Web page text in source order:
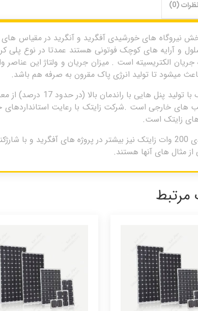
(0)
نیروگاه های خورشیدی آفگرید و آنگرید در
و آرایه های کوچک فوتونی هستند عمدتا در نوع پلی
جریان الکتریسیته است . میزان جریان و ولتاژ این
میشود تا تولید انرژی پاک مقرون به صرفه هم باشد.
شرکت زایتک با
های خارجی است .شرکت زایتک با رعایت استانداردهای
زایتک است.
از مثال های آنها هستند.